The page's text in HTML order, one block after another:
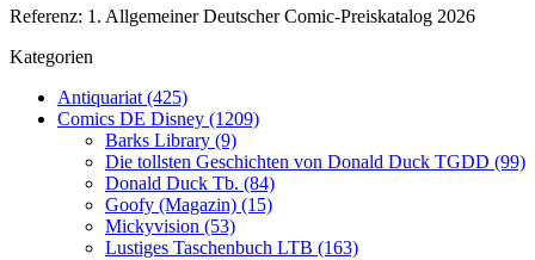
Referenz: 1. Allgemeiner Deutscher Comic-Preiskatalog 2026
Kategorien
Antiquariat (425)
Comics DE Disney (1209)
Barks Library (9)
Die tollsten Geschichten von Donald Duck TGDD (99)
Donald Duck Tb. (84)
Goofy (Magazin) (15)
Mickyvision (53)
Lustiges Taschenbuch LTB (163)